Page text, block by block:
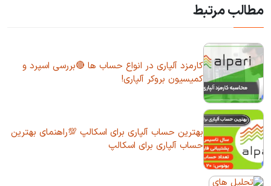
مطالب مرتبط
کارمزد آلپاری در انواع حساب ها 🔴بررسی اسپرد و
کمیسیون بروکر آلپاری!
بهترین حساب آلپاری برای اسکالپ 💯راهنمای بهترین
حساب آلپاری برای اسکالپ